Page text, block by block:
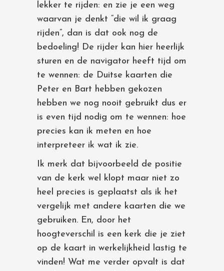
lekker te rijden: en zie je een weg
waarvan je denkt “die wil ik graag
rijden”, dan is dat ook nog de
bedoeling! De rijder kan hier heerlijk
sturen en de navigator heeft tijd om
te wennen: de Duitse kaarten die
Peter en Bart hebben gekozen
hebben we nog nooit gebruikt dus er
is even tijd nodig om te wennen: hoe
precies kan ik meten en hoe
interpreteer ik wat ik zie.
Ik merk dat bijvoorbeeld de positie
van de kerk wel klopt maar niet zo
heel precies is geplaatst als ik het
vergelijk met andere kaarten die we
gebruiken. En, door het
hoogteverschil is een kerk die je ziet
op de kaart in werkelijkheid lastig te
vinden! Wat me verder opvalt is dat